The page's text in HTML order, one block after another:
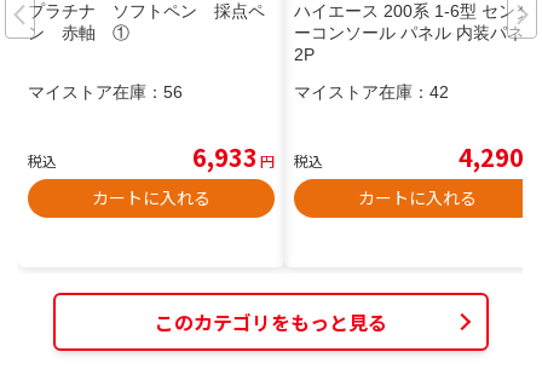
プラチナ ソフトペン 採点ペ
ン 赤軸 ①
マイストア在庫： 56
税込 6,933 円
カートに入れる
ハイエース 200系 1-6型 センタ
ーコンソール パネル 内装パネル
2P
マイストア在庫： 42
税込 4,290
カートに入れる
このカテゴリをもっと見る